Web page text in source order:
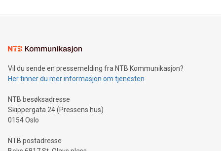
mest populære reisemålet blant kasakhstanske borgere,
søknader fra Kasakhstan i løpet av året, viser tallene fra
innvilgelsesandel Totalt ble 91,01 prosent av søknadene fra
Kasakhstan innvilget, men avslagene økte også betydelig. I
Vil du sende en pressemelding fra NTB Kommunikasjon?
Her finner du mer informasjon om tjenesten
NTB besøksadresse
Skippergata 24 (Pressens hus)
0154 Oslo
NTB postadresse